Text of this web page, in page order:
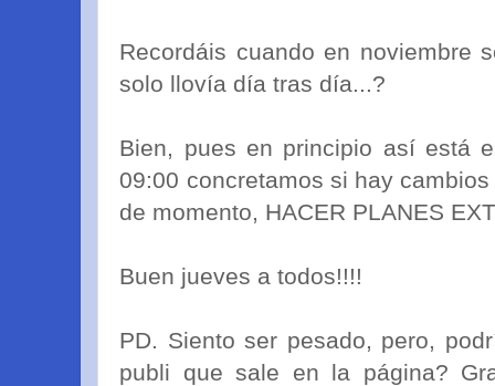
Recordáis cuando en noviembre
solo llovía día tras día...?
Bien, pues en principio así está
09:00 concretamos si hay
de momento, HACER PLANES
Buen jueves a todos!!!!
PD. Siento ser pesado, pero,
publi que sale en la página?